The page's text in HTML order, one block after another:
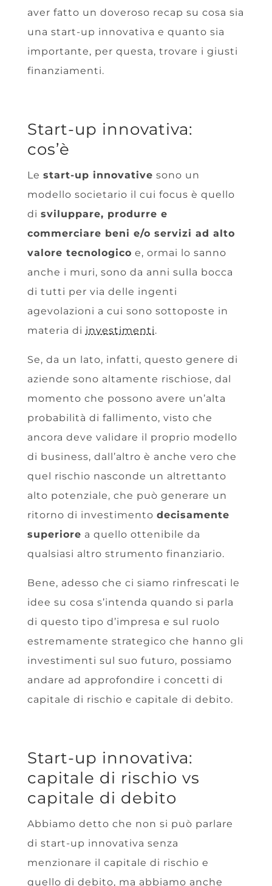
aver fatto un doveroso recap su cosa sia
una start-up innovativa e quanto sia
importante, per questa, trovare i giusti
finanziamenti.
Start-up innovativa:
cos’è
Le start-up innovative sono un
modello societario il cui focus è quello
di sviluppare, produrre e
commerciare beni e/o servizi ad alto
valore tecnologico e, ormai lo sanno
anche i muri, sono da anni sulla bocca
di tutti per via delle ingenti
agevolazioni a cui sono sottoposte in
materia di investimenti.
Se, da un lato, infatti, questo genere di
aziende sono altamente rischiose, dal
momento che possono avere un’alta
probabilità di fallimento, visto che
ancora deve validare il proprio modello
di business, dall’altro è anche vero che
quel rischio nasconde un altrettanto
alto potenziale, che può generare un
ritorno di investimento decisamente
superiore a quello ottenibile da
qualsiasi altro strumento finanziario.
Bene, adesso che ci siamo rinfrescati le
idee su cosa s’intenda quando si parla
di questo tipo d’impresa e sul ruolo
estremamente strategico che hanno gli
investimenti sul suo futuro, possiamo
andare ad approfondire i concetti di
capitale di rischio e capitale di debito.
Start-up innovativa:
capitale di rischio vs
capitale di debito
Abbiamo detto che non si può parlare
di start-up innovativa senza
menzionare il capitale di rischio e
quello di debito, ma abbiamo anche